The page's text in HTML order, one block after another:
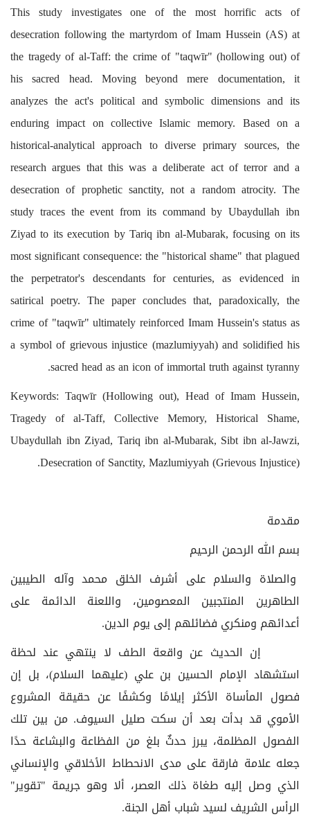
This study investigates one of the most horrific acts of
desecration following the martyrdom of Imam Hussein (AS) at
the tragedy of al-Taff: the crime of "taqwīr" (hollowing out) of
his sacred head. Moving beyond mere documentation, it
analyzes the act's political and symbolic dimensions and its
enduring impact on collective Islamic memory. Based on a
historical-analytical approach to diverse primary sources, the
research argues that this was a deliberate act of terror and a
desecration of prophetic sanctity, not a random atrocity. The
study traces the event from its command by Ubaydullah ibn
Ziyad to its execution by Tariq ibn al-Mubarak, focusing on its
most significant consequence: the "historical shame" that plagued
the perpetrator's descendants for centuries, as evidenced in
satirical poetry. The paper concludes that, paradoxically, the
crime of "taqwīr" ultimately reinforced Imam Hussein's status as
a symbol of grievous injustice (mazlumiyyah) and solidified his
sacred head as an icon of immortal truth against tyranny.
Keywords: Taqwīr (Hollowing out), Head of Imam Hussein,
Tragedy of al-Taff, Collective Memory, Historical Shame,
Ubaydullah ibn Ziyad, Tariq ibn al-Mubarak, Sibt ibn al-Jawzi,
Desecration of Sanctity, Mazlumiyyah (Grievous Injustice).
مقدمة
بسم الله الرحمن الرحيم
والصلاة والسلام على أشرف الخلق محمد وآله الطيبين
الطاهرين المنتجبين المعصومين، واللعنة الدائمة على
أعدائهم ومنكري فضائلهم إلى يوم الدين.
إن الحديث عن واقعة الطف لا ينتهي عند لحظة
استشهاد الإمام الحسين بن علي (عليهما السلام)، بل إن
فصول المأساة الأكثر إيلامًا وكشفًا عن حقيقة المشروع
الأموي قد بدأت بعد أن سكت صليل السيوف. من بين تلك
الفصول المظلمة، يبرز حدثٌ بلغ من الفظاعة والبشاعة حدًا
جعله علامة فارقة على مدى الانحطاط الأخلاقي والإنساني
الذي وصل إليه طغاة ذلك العصر، ألا وهو جريمة "تقوير"
الرأس الشريف لسيد شباب أهل الجنة.